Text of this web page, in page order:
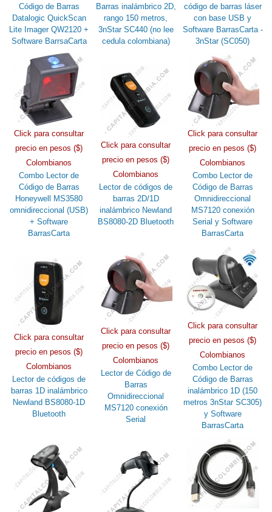
Código de Barras
Datalogic QuickScan
Lite Imager QW2120 +
Software BarrsaCarta
Barras inalámbrico 2D,
rango 150 metros,
3nStar SC440 (no lee
cedula colombiana)
código de barras láser
con base USB y
Software BarrasCarta -
3nStar (SC050)
Click para consultar
precio en pesos ($)
Colombianos
Combo Lector de
Código de Barras
Honeywell MS3580
omnidireccional (USB)
+ Software
BarrasCarta
Click para consultar
precio en pesos ($)
Colombianos
Lector de códigos de
barras 2D/1D
inalámbrico Newland
BS8080-2D Bluetooth
Click para consultar
precio en pesos ($)
Colombianos
Combo Lector de
Código de Barras
Omnidireccional
MS7120 conexión
Serial y Software
BarrasCarta
Click para consultar
precio en pesos ($)
Colombianos
Lector de códigos de
barras 1D inalámbrico
Newland BS8080-1D
Bluetooth
Click para consultar
precio en pesos ($)
Colombianos
Lector de Código de
Barras
Omnidireccional
MS7120 conexión
Serial
Click para consultar
precio en pesos ($)
Colombianos
Combo Lector de
Código de Barras
inalámbrico 1D (150
metros 3nStar SC305)
y Software
BarrasCarta